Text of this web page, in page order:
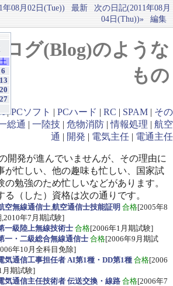
08月02日(Tue)) 最新
次の日記(2011年08月
04日(Thu))»
編集
ログ(Blog)のような
もの
|PCソフト | PCハード | RC | SPAM | その
総通 | 一陸技 | 危物消防 |情報処理 | 航空
通 | 開発 | 電気主任 | 電通主任
開発が進んでいませんが、その理由に
が忙しい、他の趣味も忙しい、国家試
の勉強のため忙しいなどがあります。
る（した）資格は次の通りです。
空無線通信士,航空通信士技能証明 合格[2005年8
,2010年7月期試験]
一級陸上無線技術士 合格[2006年1月期試験]
一・二級総合無線通信士 合格[2006年9月期試
年10月全科目免除]
気通信工事担任者 AI第1種・DD第1種 合格[2006
月期試験]
気通信主任技術者 伝送交換・線路 合格[2006年7
土
6
13
20
27